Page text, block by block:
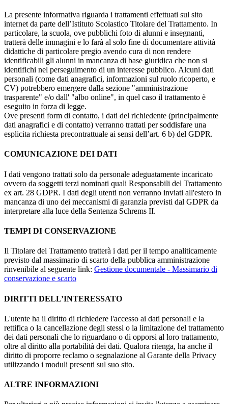
La presente informativa riguarda i trattamenti effettuati sul sito
internet da parte dell’Istituto Scolastico Titolare del Trattamento. In
particolare, la scuola, ove pubblichi foto di alunni e insegnanti,
tratterà delle immagini e lo farà al solo fine di documentare attività
didattiche di particolare pregio avendo cura di non rendere
identificabili gli alunni in mancanza di base giuridica che non si
identifichi nel perseguimento di un interesse pubblico. Alcuni dati
personali (come dati anagrafici, informazioni sul ruolo ricoperto, e
CV) potrebbero emergere dalla sezione "amministrazione
trasparente" e/o dall' "albo online", in quel caso il trattamento è
eseguito in forza di legge.
Ove presenti form di contatto, i dati del richiedente (principalmente
dati anagrafici e di contatto) verranno trattati per soddisfare una
esplicita richiesta precontrattuale ai sensi dell’art. 6 b) del GDPR.
COMUNICAZIONE DEI DATI
I dati vengono trattati solo da personale adeguatamente incaricato
ovvero da soggetti terzi nominati quali Responsabili del Trattamento
ex art. 28 GDPR. I dati degli utenti non verranno inviati all'estero in
mancanza di uno dei meccanismi di garanzia previsti dal GDPR da
interpretare alla luce della Sentenza Schrems II.
TEMPI DI CONSERVAZIONE
Il Titolare del Trattamento tratterà i dati per il tempo analiticamente
previsto dal massimario di scarto della pubblica amministrazione
rinvenibile al seguente link: Gestione documentale - Massimario di
conservazione e scarto
DIRITTI DELL’INTERESSATO
L'utente ha il diritto di richiedere l'accesso ai dati personali e la
rettifica o la cancellazione degli stessi o la limitazione del trattamento
dei dati personali che lo riguardano o di opporsi al loro trattamento,
oltre al diritto alla portabilità dei dati. Qualora ritenga, ha anche il
diritto di proporre reclamo o segnalazione al Garante della Privacy
utilizzando i moduli presenti sul suo sito.
ALTRE INFORMAZIONI